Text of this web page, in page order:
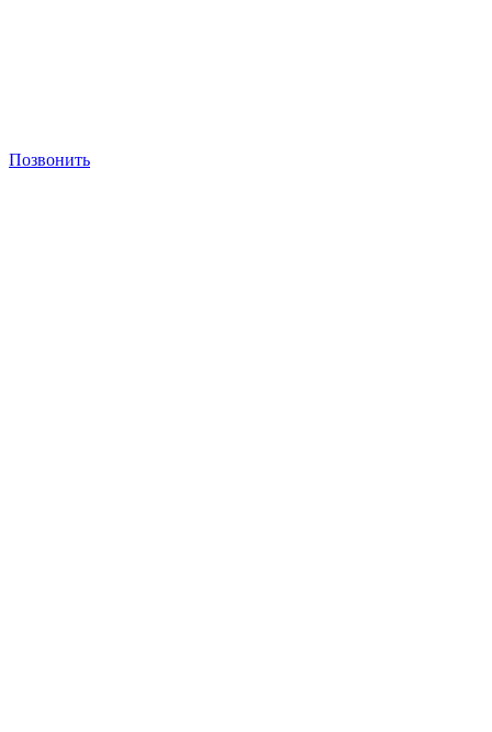
Позвонить